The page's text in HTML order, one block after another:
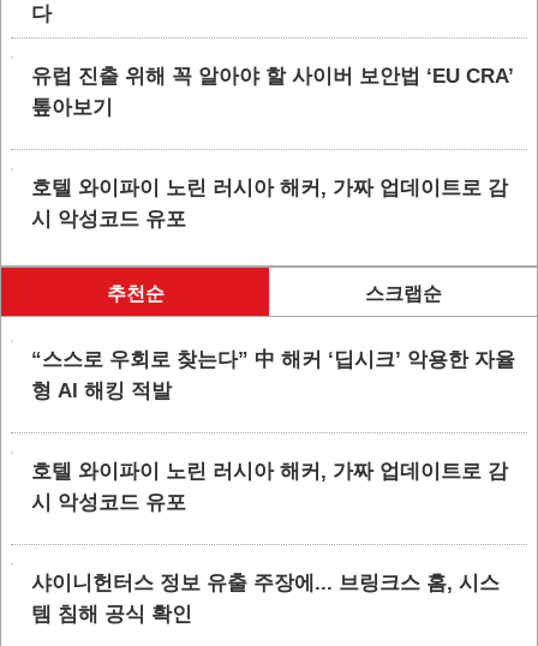
다
유럽 진출 위해 꼭 알아야 할 사이버 보안법 ‘EU CRA’
톺아보기
호텔 와이파이 노린 러시아 해커, 가짜 업데이트로 감
시 악성코드 유포
추천순 스크랩순
“스스로 우회로 찾는다” 中 해커 ‘딥시크’ 악용한 자율
형 AI 해킹 적발
호텔 와이파이 노린 러시아 해커, 가짜 업데이트로 감
시 악성코드 유포
샤이니헌터스 정보 유출 주장에... 브링크스 홈, 시스
템 침해 공식 확인